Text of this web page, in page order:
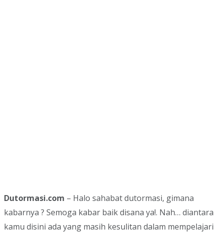
Dutormasi.com – Halo sahabat dutormasi, gimana
kabarnya ? Semoga kabar baik disana ya!. Nah… diantara
kamu disini ada yang masih kesulitan dalam mempelajari